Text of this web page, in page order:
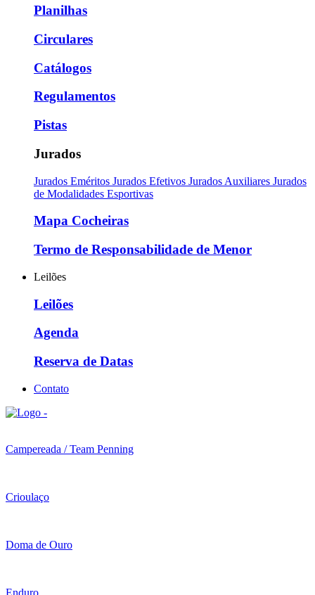
Planilhas
Circulares
Catálogos
Regulamentos
Pistas
Jurados
Jurados Eméritos Jurados Efetivos Jurados Auxiliares Jurados
de Modalidades Esportivas
Mapa Cocheiras
Termo de Responsabilidade de Menor
Leilões
Leilões
Agenda
Reserva de Datas
Contato
Campereada / Team Penning
Crioulaço
Doma de Ouro
Enduro